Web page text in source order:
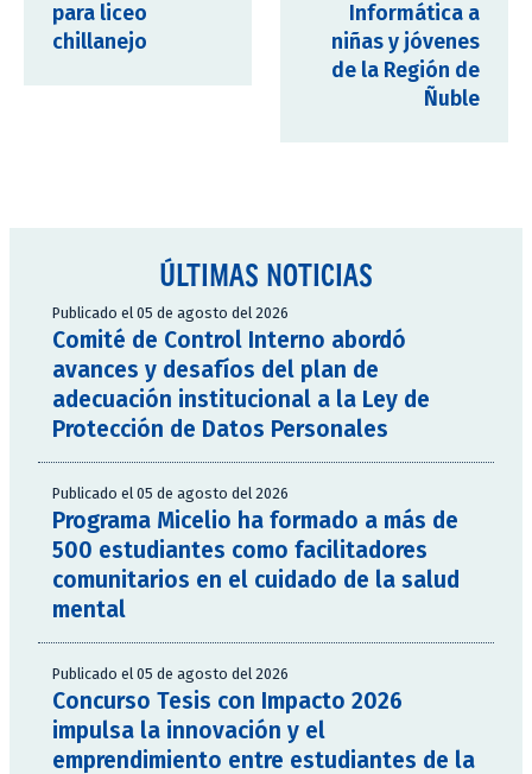
para liceo
chillanejo
Informática a
niñas y jóvenes
de la Región de
Ñuble
ÚLTIMAS NOTICIAS
Publicado el 05 de agosto del 2026
Comité de Control Interno abordó
avances y desafíos del plan de
adecuación institucional a la Ley de
Protección de Datos Personales
Publicado el 05 de agosto del 2026
Programa Micelio ha formado a más de
500 estudiantes como facilitadores
comunitarios en el cuidado de la salud
mental
Publicado el 05 de agosto del 2026
Concurso Tesis con Impacto 2026
impulsa la innovación y el
emprendimiento entre estudiantes de la